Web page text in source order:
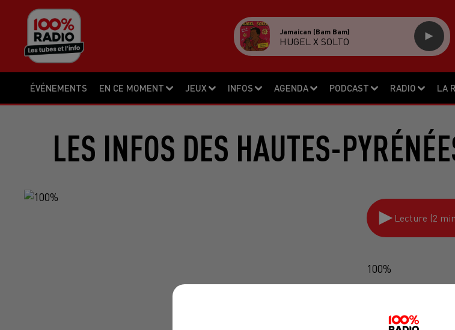
ÉVÉNEMENTS EN CE MOMENT JEUX INFOS AGENDA PODCAST RADIO LA
Jamaican (bam Bam)
HUGEL X SOLTO
LES INFOS DES HAUTES-
Lecture (2
100%